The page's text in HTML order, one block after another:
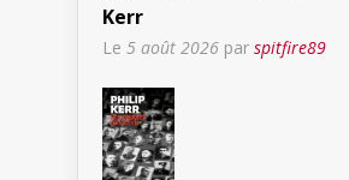
Kerr
Le 5 août 2026 par spitfire89